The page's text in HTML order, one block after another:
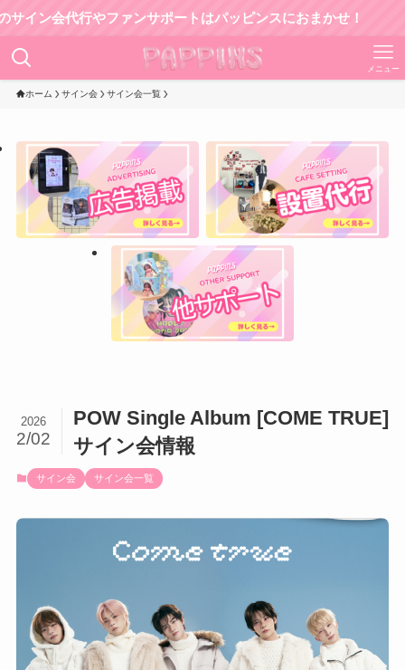
行やファンサポートはパッピンスにおまかせ！
メニュー
ホーム サイン会 サイン会一覧
POW Single Album [COME TRUE]
サイン会情報
2026
2/02
サイン会 サイン会一覧